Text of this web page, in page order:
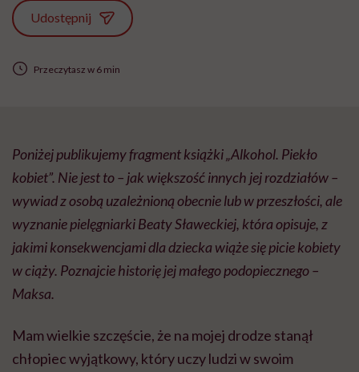
Udostępnij
Przeczytasz w 6 min
Poniżej publikujemy fragment książki „Alkohol. Piekło
kobiet”. Nie jest to – jak większość innych jej rozdziałów –
wywiad z osobą uzależnioną obecnie lub w przeszłości, ale
wyznanie pielęgniarki Beaty Sławeckiej, która opisuje, z
jakimi konsekwencjami dla dziecka wiąże się picie kobiety
w ciąży. Poznajcie historię jej małego podopiecznego –
Maksa.
Mam wielkie szczęście, że na mojej drodze stanął
chłopiec wyjątkowy, który uczy ludzi w swoim